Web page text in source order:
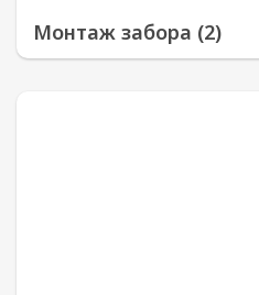
Монтаж забора (2)